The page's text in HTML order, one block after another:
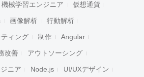
機械学習エンジニア 仮想通貨
画像解析 行動解析
ィング 制作 Angular
改善 アウトソーシング
ニア Node.js UI/UXデザイン